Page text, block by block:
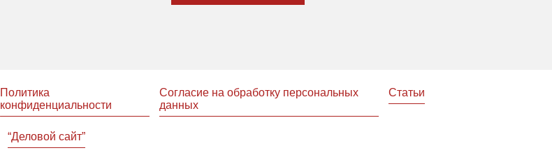
Политика
конфиденциальности
Согласие на обработку персональных
данных
Статьи
“Деловой сайт”